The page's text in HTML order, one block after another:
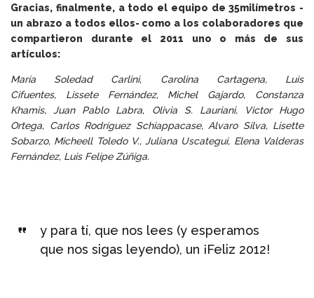
Gracias, finalmente, a todo el equipo de 35milímetros -
un abrazo a todos ellos- como a los colaboradores que
compartieron durante el 2011 uno o más de sus
artículos:
María Soledad Carlini, Carolina Cartagena, Luis
Cifuentes, Lissete Fernández, Michel Gajardo, Constanza
Khamis, Juan Pablo Labra, Olivia S. Lauriani, Victor Hugo
Ortega, Carlos Rodríguez Schiappacase, Alvaro Silva, Lisette
Sobarzo, Micheell Toledo V., Juliana Uscategui, Elena Valderas
Fernández, Luis Felipe Zúñiga.
y para tí, que nos lees (y esperamos
que nos sigas leyendo), un ¡Feliz 2012!